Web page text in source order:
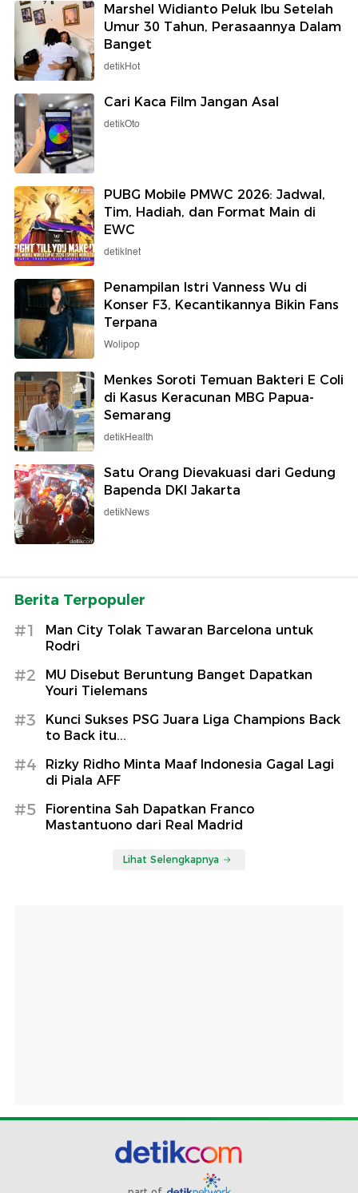
Marshel Widianto Peluk Ibu Setelah
Umur 30 Tahun, Perasaannya Dalam
Banget
detikHot
Cari Kaca Film Jangan Asal
detikOto
PUBG Mobile PMWC 2026: Jadwal,
Tim, Hadiah, dan Format Main di
EWC
detikInet
Penampilan Istri Vanness Wu di
Konser F3, Kecantikannya Bikin Fans
Terpana
Wolipop
Menkes Soroti Temuan Bakteri E Coli
di Kasus Keracunan MBG Papua-
Semarang
detikHealth
Satu Orang Dievakuasi dari Gedung
Bapenda DKI Jakarta
detikNews
Berita Terpopuler
#1
Man City Tolak Tawaran Barcelona untuk
Rodri
#2
MU Disebut Beruntung Banget Dapatkan
Youri Tielemans
#3
Kunci Sukses PSG Juara Liga Champions Back
to Back itu...
#4
Rizky Ridho Minta Maaf Indonesia Gagal Lagi
di Piala AFF
#5
Fiorentina Sah Dapatkan Franco
Mastantuono dari Real Madrid
Lihat Selengkapnya